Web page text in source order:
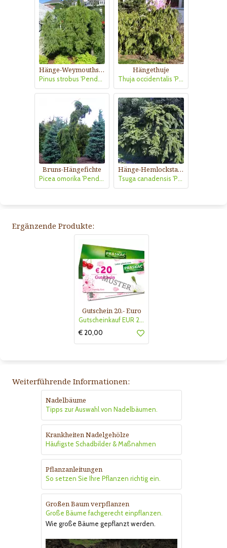
Hänge-Weymouthskiefer
Pinus strobus 'Pendula'
Hängethuje
Thuja occidentalis 'Pendula'
Bruns-Hängefichte
Picea omorika 'Pendula Bruns'
Hänge-Hemlockstanne
Tsuga canadensis 'Pendula'
Ergänzende Produkte:
Gutschein 20.- Euro
Gutscheinkauf EUR 20.-
€ 20,00
Weiterführende Informationen:
Nadelbäume
Tipps zur Auswahl von Nadelbäumen.
Krankheiten Nadelgehölze
Häufigste Schadbilder & Maßnahmen
Pflanzanleitungen
So setzen Sie Ihre Pflanzen richtig ein.
Großen Baum verpflanzen
Große Bäume fachgerecht einpflanzen.
Wie große Bäume gepflanzt werden.